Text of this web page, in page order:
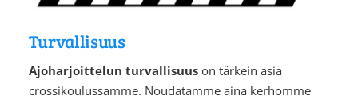
Turvallisuus
Ajoharjoittelun turvallisuuson tärkein asia
crossikoulussamme. Noudatamme aina kerhomme